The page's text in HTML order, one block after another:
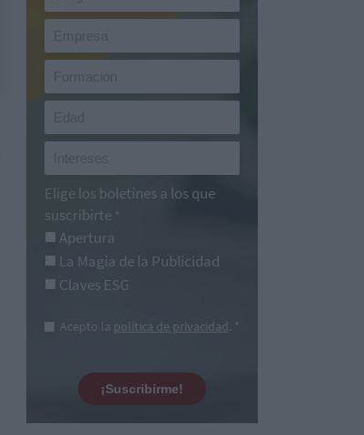
Elige los boletines a los que
suscribirte *
Apertura
La Magia de la Publicidad
Claves ESG
Acepto la política de privacidad. *
¡Suscribirme!